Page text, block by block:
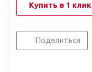
Купить в 1 клик
Поделиться